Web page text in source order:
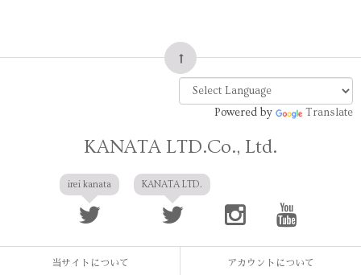
Powered by Translate
KANATA LTD.Co., Ltd.
irei kanata KANATA LTD.
当サイトについて アカウントについて